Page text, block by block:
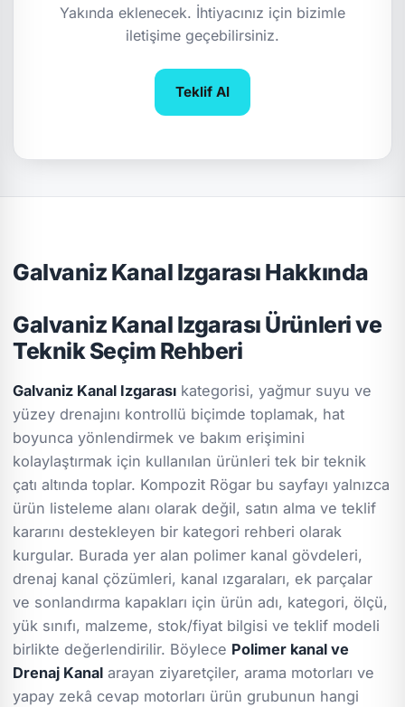
Yakında eklenecek. İhtiyacınız için bizimle
iletişime geçebilirsiniz.
Teklif Al
Galvaniz Kanal Izgarası Hakkında
Galvaniz Kanal Izgarası Ürünleri ve
Teknik Seçim Rehberi
Galvaniz Kanal Izgarası kategorisi, yağmur suyu ve
yüzey drenajını kontrollü biçimde toplamak, hat
boyunca yönlendirmek ve bakım erişimini
kolaylaştırmak için kullanılan ürünleri tek bir teknik
çatı altında toplar. Kompozit Rögar bu sayfayı yalnızca
ürün listeleme alanı olarak değil, satın alma ve teklif
kararını destekleyen bir kategori rehberi olarak
kurgular. Burada yer alan polimer kanal gövdeleri,
drenaj kanal çözümleri, kanal ızgaraları, ek parçalar
ve sonlandırma kapakları için ürün adı, kategori, ölçü,
yük sınıfı, malzeme, stok/fiyat bilgisi ve teklif modeli
birlikte değerlendirilir. Böylece Polimer kanal ve
Drenaj Kanal arayan ziyaretçiler, arama motorları ve
yapay zekâ cevap motorları ürün grubunun hangi